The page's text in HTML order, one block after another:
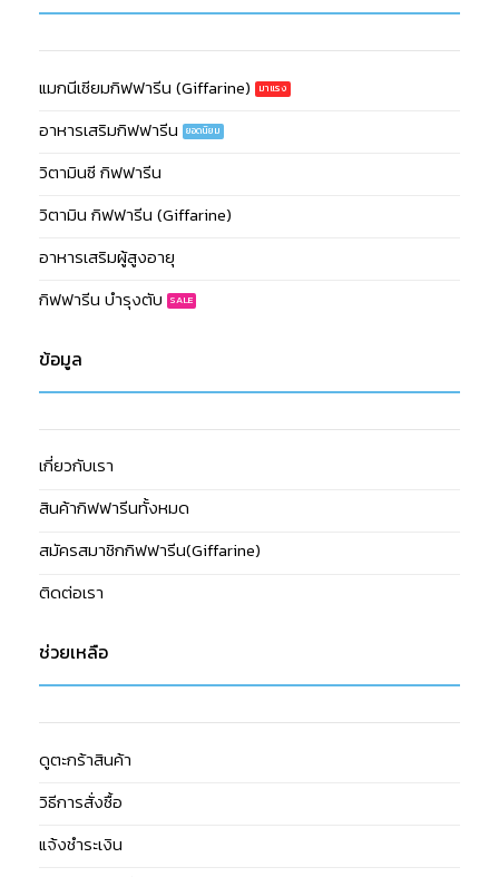
แมกนีเซียมกิฟฟารีน (Giffarine)
อาหารเสริมกิฟฟารีน
วิตามินซี กิฟฟารีน
วิตามิน กิฟฟารีน (Giffarine)
อาหารเสริมผู้สูงอายุ
กิฟฟารีน บำรุงตับ
ข้อมูล
เกี่ยวกับเรา
สินค้ากิฟฟารีนทั้งหมด
สมัครสมาชิกกิฟฟารีน(Giffarine)
ติดต่อเรา
ช่วยเหลือ
ดูตะกร้าสินค้า
วิธีการสั่งซื้อ
แจ้งชำระเงิน